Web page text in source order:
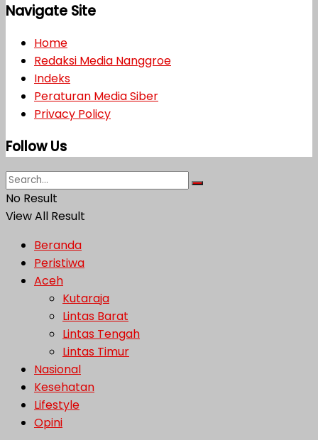
Navigate Site
Home
Redaksi Media Nanggroe
Indeks
Peraturan Media Siber
Privacy Policy
Follow Us
No Result
View All Result
Beranda
Peristiwa
Aceh
Kutaraja
Lintas Barat
Lintas Tengah
Lintas Timur
Nasional
Kesehatan
Lifestyle
Opini